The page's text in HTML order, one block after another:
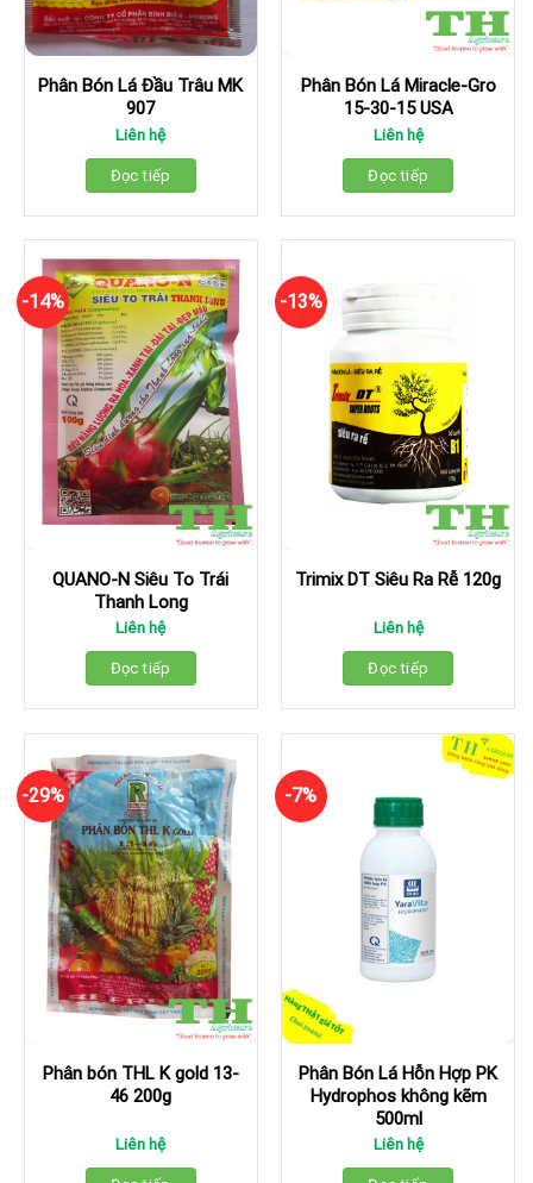
Phân Bón Lá Đầu Trâu MK
907
Liên hệ
Đọc tiếp
Phân Bón Lá Miracle-Gro
15-30-15 USA
Liên hệ
Đọc tiếp
-14%
QUANO-N Siêu To Trái
Thanh Long
Liên hệ
Đọc tiếp
-13%
Trimix DT Siêu Ra Rễ 120g
Liên hệ
Đọc tiếp
-29%
Phân bón THL K gold 13-
46 200g
Liên hệ
-7%
Phân Bón Lá Hỗn Hợp PK
Hydrophos không kẽm
500ml
Liên hệ